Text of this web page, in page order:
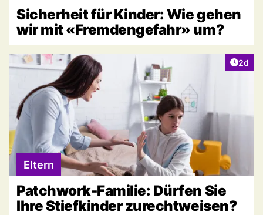
Sicherheit für Kinder: Wie gehen
wir mit «Fremdengefahr» um?
2d
Eltern
Patchwork-Familie: Dürfen Sie
Ihre Stiefkinder zurechtweisen?